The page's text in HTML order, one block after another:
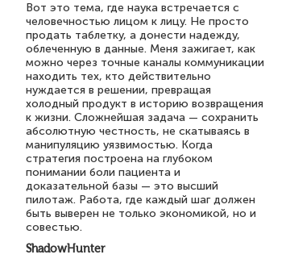
Вот это тема, где наука встречается с
человечностью лицом к лицу. Не просто
продать таблетку, а донести надежду,
облеченную в данные. Меня зажигает, как
можно через точные каналы коммуникации
находить тех, кто действительно
нуждается в решении, превращая
холодный продукт в историю возвращения
к жизни. Сложнейшая задача — сохранить
абсолютную честность, не скатываясь в
манипуляцию уязвимостью. Когда
стратегия построена на глубоком
понимании боли пациента и
доказательной базы — это высший
пилотаж. Работа, где каждый шаг должен
быть выверен не только экономикой, но и
совестью.
ShadowHunter